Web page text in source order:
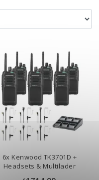
6x Kenwood TK3701D +
Headsets & Multilader